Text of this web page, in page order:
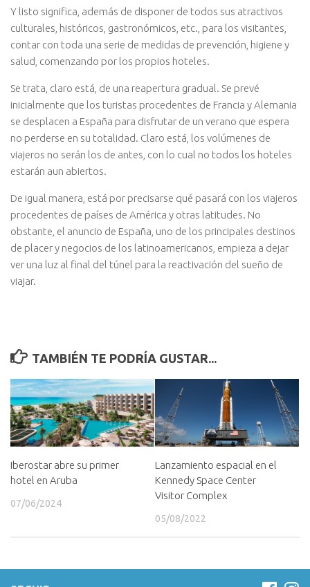
Y listo significa, además de disponer de todos sus atractivos
culturales, históricos, gastronómicos, etc., para los visitantes,
contar con toda una serie de medidas de prevención, higiene y
salud, comenzando por los propios hoteles.
Se trata, claro está, de una reapertura gradual. Se prevé
inicialmente que los turistas procedentes de Francia y Alemania
se desplacen a España para disfrutar de un verano que espera
no perderse en su totalidad. Claro está, los volúmenes de
viajeros no serán los de antes, con lo cual no todos los hoteles
estarán aun abiertos.
De igual manera, está por precisarse qué pasará con los viajeros
procedentes de países de América y otras latitudes. No
obstante, el anuncio de España, uno de los principales destinos
de placer y negocios de los latinoamericanos, empieza a dejar
ver una luz al final del túnel para la reactivación del sueño de
viajar.
TAMBIÉN TE PODRÍA GUSTAR...
Iberostar abre su primer
hotel en Aruba
07/06/2024
Lanzamiento espacial en el
Kennedy Space Center
Visitor Complex
05/08/2022